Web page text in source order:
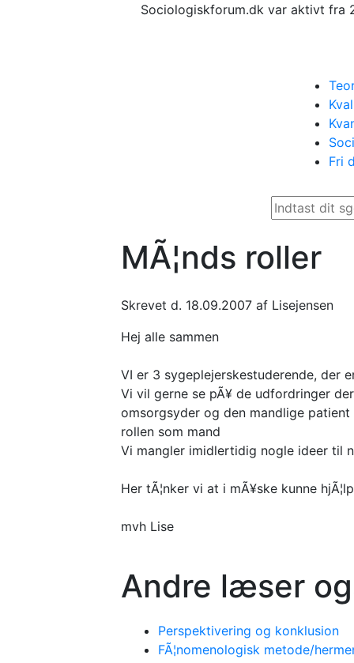
Sociologiskforum.dk var aktivt fra
Fri
MÃ¦nds roller
Skrevet d. 18.09.2007 af Lisejensen
Hej alle sammen
VI er 3 sygeplejerskestuderende, der
Vi vil gerne se pÃ¥ de udfordringer
omsorgsyder og den mandlige
rollen som mand
Vi mangler imidlertidig nogle ideer til
Her tÃ¦nker vi at i mÃ¥ske kunne
mvh Lise
Andre læser
Perspektivering og konklusion
FÃ¦nomenologisk metode/